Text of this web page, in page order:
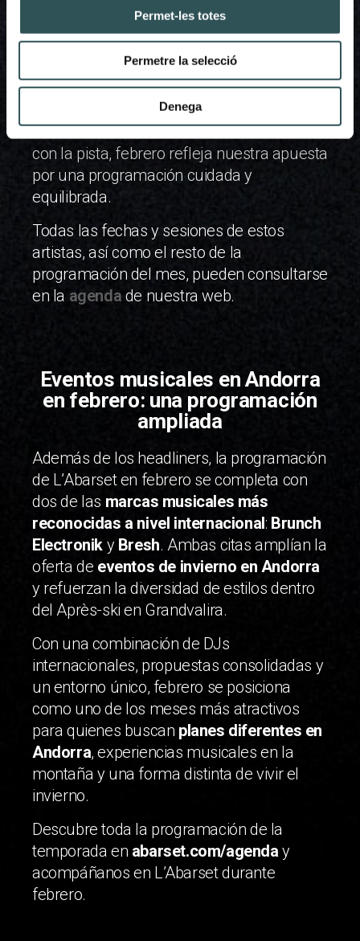
Permet-les totes
Permetre la selecció
Denega
acompañando el ritmo de las tardes
después de esquiar y conectando con un
público diverso que se reúne cada día en
nuestro espacio. Desde propuestas más
orientadas al techno y la electrónica de
club hasta sonidos con una fuerte conexión
con la pista, febrero refleja nuestra apuesta
por una programación cuidada y
equilibrada.
Todas las fechas y sesiones de estos
artistas, así como el resto de la
programación del mes, pueden consultarse
en la agenda de nuestra web.
Eventos musicales en Andorra
en febrero: una programación
ampliada
Además de los headliners, la programación
de L’Abarset en febrero se completa con
dos de las marcas musicales más
reconocidas a nivel internacional: Brunch
Electronik y Bresh. Ambas citas amplían la
oferta de eventos de invierno en Andorra
y refuerzan la diversidad de estilos dentro
del Après-ski en Grandvalira.
Con una combinación de DJs
internacionales, propuestas consolidadas y
un entorno único, febrero se posiciona
como uno de los meses más atractivos
para quienes buscan planes diferentes en
Andorra, experiencias musicales en la
montaña y una forma distinta de vivir el
invierno.
Descubre toda la programación de la
temporada en abarset.com/agenda y
acompáñanos en L’Abarset durante
febrero.